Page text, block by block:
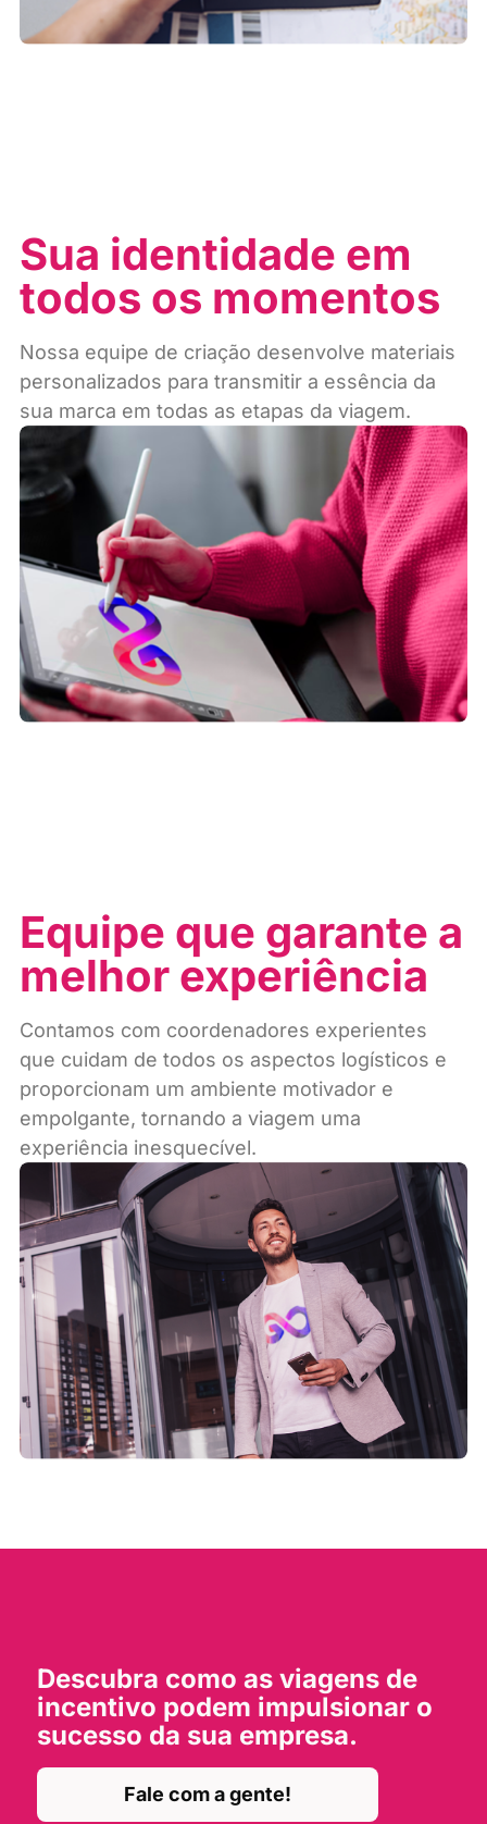
Sua identidade em
todos os momentos
Nossa equipe de criação desenvolve materiais
personalizados para transmitir a essência da
sua marca em todas as etapas da viagem.
Equipe que garante a
melhor experiência
Contamos com coordenadores experientes
que cuidam de todos os aspectos logísticos e
proporcionam um ambiente motivador e
empolgante, tornando a viagem uma
experiência inesquecível.
Descubra como as viagens de
incentivo podem impulsionar o
sucesso da sua empresa.
Fale com a gente!